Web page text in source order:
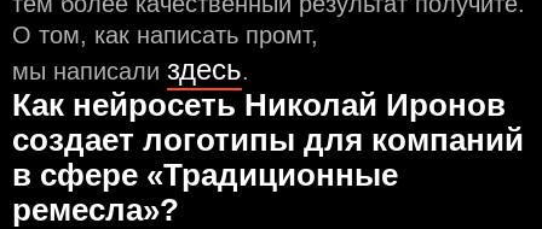
О том, как написать промт,
мы написали здесь.
Как нейросеть Николай Иронов
создаeт логотипы для компаний
в сфере «Традиционные
ремесла»?